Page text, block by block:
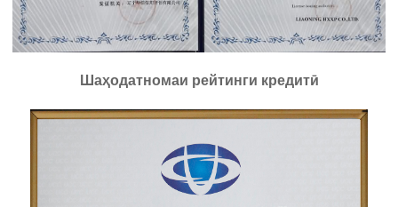
Шаҳодатномаи рейтинги кредитӣ